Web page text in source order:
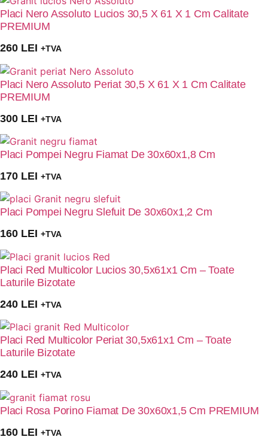
Placi Nero Assoluto Lucios 30,5 X 61 X 1 Cm Calitate
PREMIUM
260 LEI +TVA
Placi Nero Assoluto Periat 30,5 X 61 X 1 Cm Calitate
PREMIUM
300 LEI +TVA
Placi Pompei Negru Fiamat De 30x60x1,8 Cm
170 LEI +TVA
Placi Pompei Negru Slefuit De 30x60x1,2 Cm
160 LEI +TVA
Placi Red Multicolor Lucios 30,5x61x1 Cm – Toate
Laturile Bizotate
240 LEI +TVA
Placi Red Multicolor Periat 30,5x61x1 Cm – Toate
Laturile Bizotate
240 LEI +TVA
Placi Rosa Porino Fiamat De 30x60x1,5 Cm PREMIUM
160 LEI +TVA